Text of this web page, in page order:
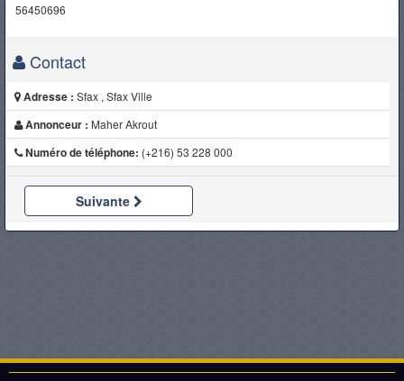
56450696
Contact
Adresse : Sfax , Sfax Ville
Annonceur : Maher Akrout
Numéro de téléphone: (+216) 53 228 000
Suivante